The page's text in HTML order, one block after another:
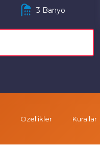
3 Banyo
Özellikler Kurallar